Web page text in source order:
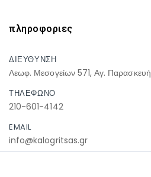
πληροφοριες
ΔΙΕΥΘΥΝΣΗ
Λεωφ. Μεσογείων 571, Αγ. Παρασκευή
ΤΗΛΕΦΩΝΟ
210-601-4142
EMAIL
info@kalogritsas.gr